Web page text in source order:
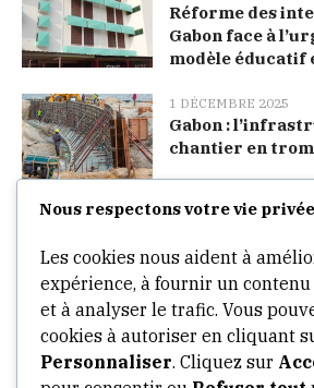
Nous respectons votre vie privée
Les cookies nous aident à
expérience, à fournir un
et à analyser le trafic. Vous
cookies à autoriser en cliquant
Personnaliser. Cliquez sur
Réforme des
Gabon face à
modèle éducatif
1 DÉCEMBRE 2025
Gabon :
chantier en
Arts
Culture
Opinion